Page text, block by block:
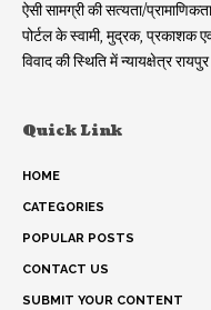
ऐसी सामग्री की सत्यता/
पोर्टल के स्वामी, मुद्रक, प्रकाशक
विवाद की स्थिति में न्यायक्षेत्र रायपुर
Quick Link
HOME
CATEGORIES
POPULAR POSTS
CONTACT US
SUBMIT YOUR CONTENT